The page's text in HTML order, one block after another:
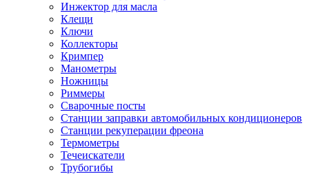
Инжектор для масла
Клещи
Ключи
Коллекторы
Кримпер
Манометры
Ножницы
Риммеры
Сварочные посты
Станции заправки автомобильных кондиционеров
Станции рекуперации фреона
Термометры
Течеискатели
Трубогибы